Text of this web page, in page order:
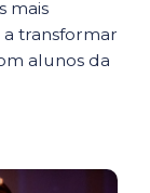
mais
a transformar
alunos da